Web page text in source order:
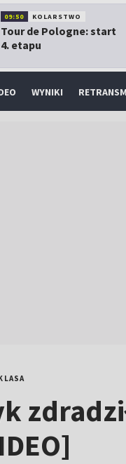
09:50 KOLARSTWO
Tour de Pologne: start
4. etapu
WYNIKI